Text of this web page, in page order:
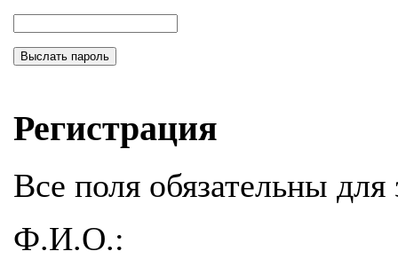
Выслать пароль
Регистрация
Все поля обязательны для
Ф.И.О.: